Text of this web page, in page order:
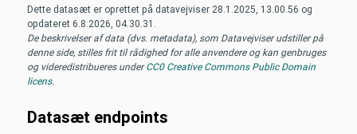
Dette datasæt er oprettet på datavejviser 28.1.2025, 13.00.56 og
opdateret 6.8.2026, 04.30.31 .
De beskrivelser af data (dvs. metadata), som Datavejviser udstiller på
denne side, stilles frit til rådighed for alle anvendere og kan genbruges
og videredistribueres underCC0 Creative Commons Public Domain
licens.
Datasæt endpoints